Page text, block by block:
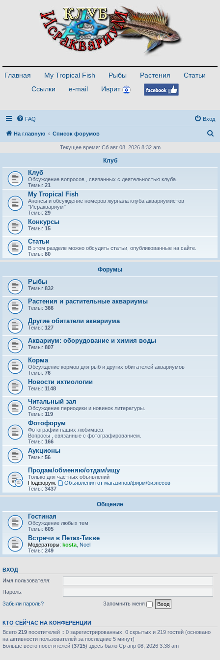
Главная My Tropical Fish Рыбы Растения
Статьи
Ссылки
e-mail Иврит
FAQ Вход
На главную Список форумов
с
Текущее время: Сб авг 08, 2026 8:32 am
Клуб
Клуб
Обсуждение вопросов , связанных с деятельностью клуба.
Темы: 21
My Tropical Fish
Анонсы и обсуждение номеров журнала клуба аквариумистов
"Исраквариум"
Темы: 29
Конкурсы
Темы: 15
Статьи
В этом разделе можно обсудить статьи, опубликованные на сайте.
Темы: 80
Форумы
Рыбы
Темы: 832
Растения и растительные аквариумы
Темы: 366
Другие обитатели аквариума
Темы: 127
Аквариум: оборудование и химия воды
Темы: 807
Корма
Обсуждение кормов для рыб и других обитателей аквариумов
Темы: 76
Новости ихтиологии
Темы: 1148
Читальный зал
Обсуждение периодики и новинок литературы.
Темы: 119
Фотофорум
Фотографии наших любимцев.
Вопросы , связанные с фотографированием.
Темы: 166
Аукционы
Темы: 56
Продам/обменяю/отдам/ищу
Только для частных объявлений
Подфорум:
Объявления от магазинов/фирм/бизнесов
Темы: 3437
Общение
Гостиная
Обсуждение любых тем
Темы: 605
Встречи в Петах-Тикве
Модераторы: kosta Noel
Темы: 249
ВХОД
Имя пользователя:
Пароль:
Забыли пароль?
Запомнить меня
КТО СЕЙЧАС НА КОНФЕРЕНЦИИ
Всего 219 посетителей :: 0 зарегистрированных, 0 скрытых и 219 гостей (основано
на активности пользователей за последние 5 минут)
Больше всего посетителей (3715) здесь было Ср апр 08, 2026 3:38 am